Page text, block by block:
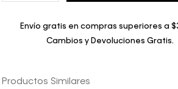
Envío gratis en compras superiores a
Cambios y Devoluciones Gratis.
Productos Similares